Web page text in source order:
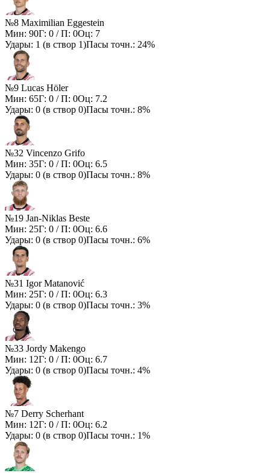
№8 Maximilian Eggestein
Мин: 90Г: 0 / П: 0Оц: 7
Удары: 1 (в створ 1)Пасы точн.: 24%
№9 Lucas Höler
Мин: 65Г: 0 / П: 0Оц: 7.2
Удары: 0 (в створ 0)Пасы точн.: 8%
№32 Vincenzo Grifo
Мин: 35Г: 0 / П: 0Оц: 6.5
Удары: 0 (в створ 0)Пасы точн.: 8%
№19 Jan-Niklas Beste
Мин: 25Г: 0 / П: 0Оц: 6.6
Удары: 0 (в створ 0)Пасы точн.: 6%
№31 Igor Matanović
Мин: 25Г: 0 / П: 0Оц: 6.3
Удары: 0 (в створ 0)Пасы точн.: 3%
№33 Jordy Makengo
Мин: 12Г: 0 / П: 0Оц: 6.7
Удары: 0 (в створ 0)Пасы точн.: 4%
№7 Derry Scherhant
Мин: 12Г: 0 / П: 0Оц: 6.2
Удары: 0 (в створ 0)Пасы точн.: 1%